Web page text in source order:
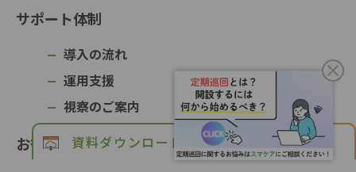
サポート体制
導入の流れ
運用支援
視察のご案内
お役立ち情報資料ダウンロード お問い合わせ